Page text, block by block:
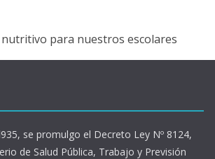
nutritivo para nuestros escolares
se promulgo el Decreto Ley Nº 8124,
de Salud Pública, Trabajo y Previsión